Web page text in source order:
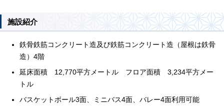
施設紹介
鉄骨鉄筋コンクリート造及び鉄筋コンクリート造（屋根は鉄骨
造）4階
延床面積 12,770平方メートル フロア面積 3,234平方メー
トル
バスケットボール3面、ミニバス4面、バレー4面利用可能